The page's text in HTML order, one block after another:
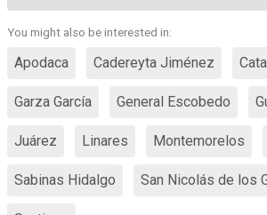
You might also be interested in:
Apodaca Cadereyta Jiménez
Garza García General Escobedo
Juárez Linares Montemorelos
Sabinas Hidalgo San Nicolás de los